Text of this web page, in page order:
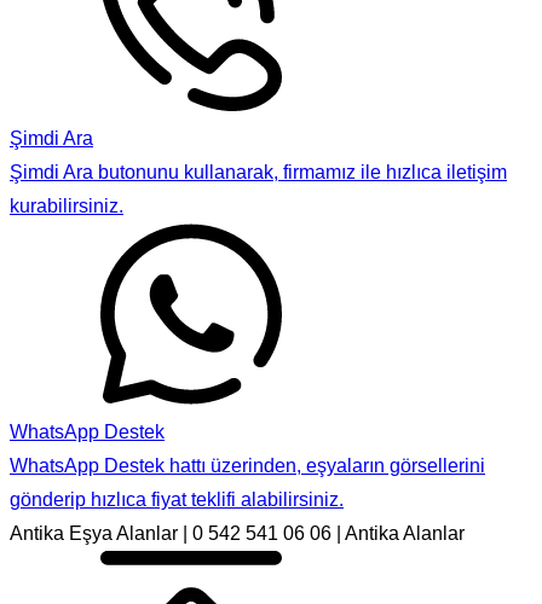
Şimdi Ara
Şimdi Ara butonunu kullanarak, firmamız ile hızlıca iletişim
kurabilirsiniz.
WhatsApp Destek
WhatsApp Destek hattı üzerinden, eşyaların görsellerini
gönderip hızlıca fiyat teklifi alabilirsiniz.
Antika Eşya Alanlar | 0 542 541 06 06 | Antika Alanlar